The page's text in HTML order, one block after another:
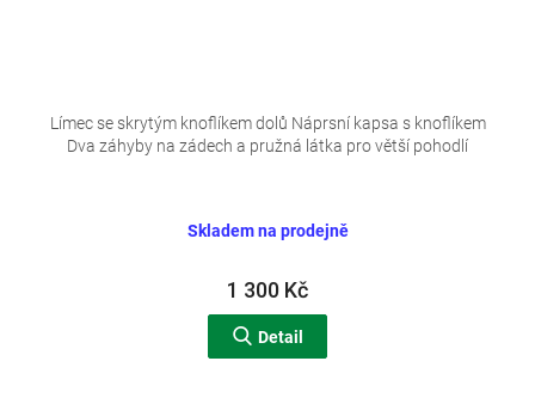
Skladem na prodejně
1 300 Kč
Detail
Límec se skrytým knoflíkem dolů Náprsní kapsa s knoflíkem
Dva záhyby na zádech a pružná látka pro větší pohodlí